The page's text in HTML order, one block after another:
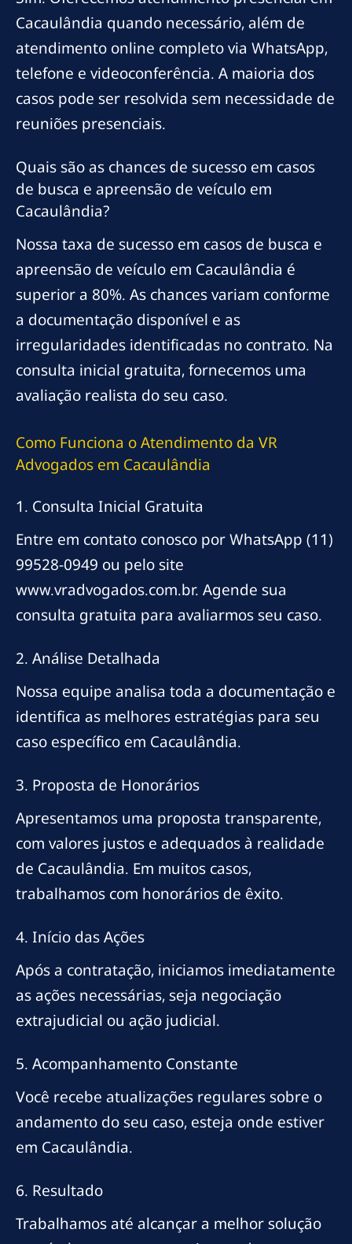
Cacaulândia quando necessário, além de
atendimento online completo via WhatsApp,
telefone e videoconferência. A maioria dos
casos pode ser resolvida sem necessidade de
reuniões presenciais.
Quais são as chances de sucesso em casos
de busca e apreensão de veículo em
Cacaulândia?
Nossa taxa de sucesso em casos de busca e
apreensão de veículo em Cacaulândia é
superior a 80%. As chances variam conforme
a documentação disponível e as
irregularidades identificadas no contrato. Na
consulta inicial gratuita, fornecemos uma
avaliação realista do seu caso.
Como Funciona o Atendimento da VR
Advogados em Cacaulândia
1. Consulta Inicial Gratuita
Entre em contato conosco por WhatsApp (11)
99528-0949 ou pelo site
www.vradvogados.com.br. Agende sua
consulta gratuita para avaliarmos seu caso.
2. Análise Detalhada
Nossa equipe analisa toda a documentação e
identifica as melhores estratégias para seu
caso específico em Cacaulândia.
3. Proposta de Honorários
Apresentamos uma proposta transparente,
com valores justos e adequados à realidade
de Cacaulândia. Em muitos casos,
trabalhamos com honorários de êxito.
4. Início das Ações
Após a contratação, iniciamos imediatamente
as ações necessárias, seja negociação
extrajudicial ou ação judicial.
5. Acompanhamento Constante
Você recebe atualizações regulares sobre o
andamento do seu caso, esteja onde estiver
em Cacaulândia.
6. Resultado
Trabalhamos até alcançar a melhor solução